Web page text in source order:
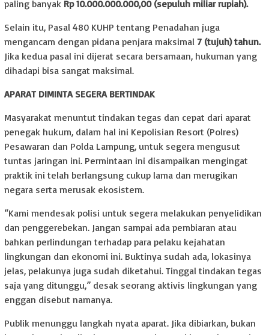
paling banyak Rp 10.000.000.000,00 (sepuluh miliar rupiah).
Selain itu, Pasal 480 KUHP tentang Penadahan juga
mengancam dengan pidana penjara maksimal 7 (tujuh) tahun.
Jika kedua pasal ini dijerat secara bersamaan, hukuman yang
dihadapi bisa sangat maksimal.
APARAT DIMINTA SEGERA BERTINDAK
Masyarakat menuntut tindakan tegas dan cepat dari aparat
penegak hukum, dalam hal ini Kepolisian Resort (Polres)
Pesawaran dan Polda Lampung, untuk segera mengusut
tuntas jaringan ini. Permintaan ini disampaikan mengingat
praktik ini telah berlangsung cukup lama dan merugikan
negara serta merusak ekosistem.
“Kami mendesak polisi untuk segera melakukan penyelidikan
dan penggerebekan. Jangan sampai ada pembiaran atau
bahkan perlindungan terhadap para pelaku kejahatan
lingkungan dan ekonomi ini. Buktinya sudah ada, lokasinya
jelas, pelakunya juga sudah diketahui. Tinggal tindakan tegas
saja yang ditunggu,” desak seorang aktivis lingkungan yang
enggan disebut namanya.
Publik menunggu langkah nyata aparat. Jika dibiarkan, bukan